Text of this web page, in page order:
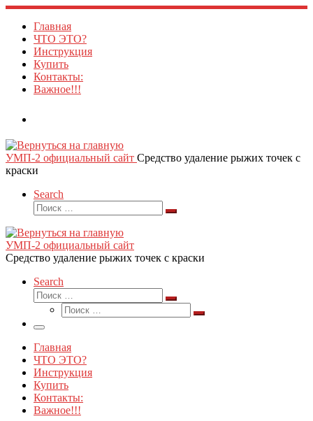
Skip
content
Главная
ЧТО ЭТО?
Инструкция
Купить
Контакты:
Важное!!!
УМП-2 официальный сайт Средство удаление рыжих точек с
краски
Search
Поиск
Поиск
УМП-2 официальный сайт
Средство удаление рыжих точек с краски
Search
Поиск
Поиск
Поиск
Поиск
Меню
Главная
ЧТО ЭТО?
Инструкция
Купить
Контакты:
Важное!!!